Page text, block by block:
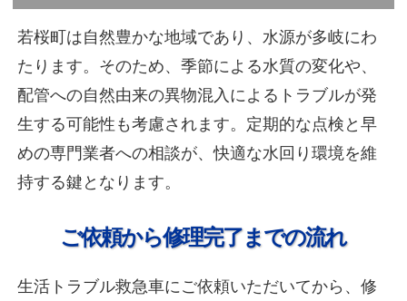
若桜町は自然豊かな地域であり、水源が多岐にわ
たります。そのため、季節による水質の変化や、
配管への自然由来の異物混入によるトラブルが発
生する可能性も考慮されます。定期的な点検と早
めの専門業者への相談が、快適な水回り環境を維
持する鍵となります。
ご依頼から修理完了までの流れ
生活トラブル救急車にご依頼いただいてから、修